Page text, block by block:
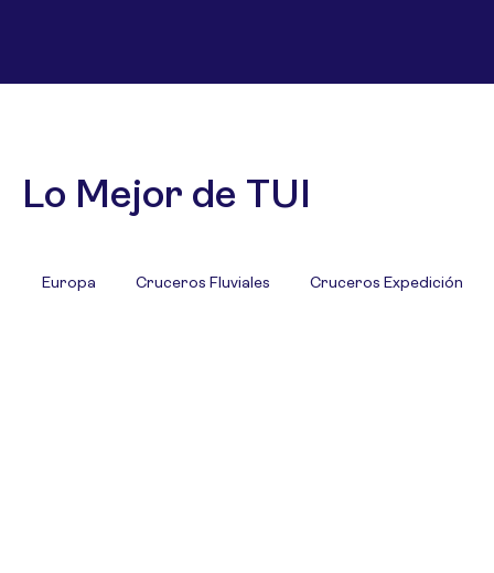
Lo Mejor de TUI
Europa Cruceros Fluviales Cruceros Expedición